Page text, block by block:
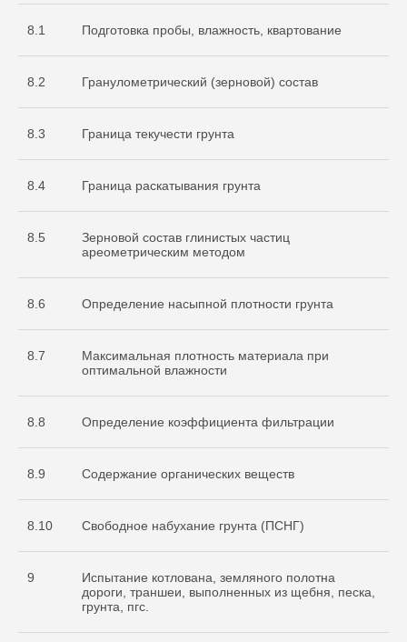
8.1 Подготовка пробы, влажность, квартование
8.2 Гранулометрический (зерновой) состав
8.3 Граница текучести грунта
8.4 Граница раскатывания грунта
8.5
Зерновой состав глинистых частиц
ареометрическим методом
8.6 Определение насыпной плотности грунта
8.7
Максимальная плотность материала при
оптимальной влажности
8.8 Определение коэффициента фильтрации
8.9 Содержание органических веществ
8.10 Свободное набухание грунта (ПСНГ)
9
Испытание котлована, земляного полотна
дороги, траншеи, выполненных из щебня, песка,
грунта, пгс.